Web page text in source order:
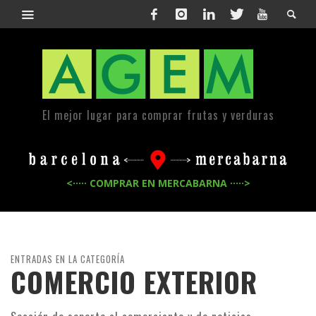
El mejor lugar para comprar frutas y verduras
<····· COMPRAR EN MERCABARNA ·····>
ENTRADAS EN LA CATEGORÍA
COMERCIO EXTERIOR